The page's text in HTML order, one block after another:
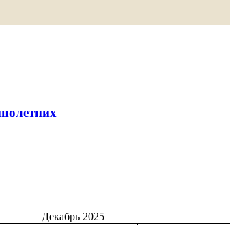
Декабрь 2025